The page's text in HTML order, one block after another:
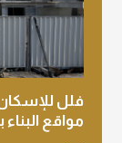
فلل للإسكان
مواقع البناء